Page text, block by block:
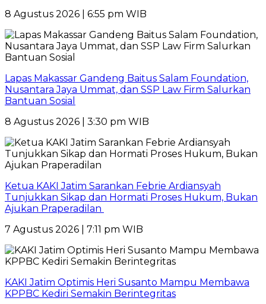
8 Agustus 2026 | 6:55 pm WIB
Lapas Makassar Gandeng Baitus Salam Foundation,
Nusantara Jaya Ummat, dan SSP Law Firm Salurkan
Bantuan Sosial
8 Agustus 2026 | 3:30 pm WIB
Ketua KAKI Jatim Sarankan Febrie Ardiansyah
Tunjukkan Sikap dan Hormati Proses Hukum, Bukan
Ajukan Praperadilan
7 Agustus 2026 | 7:11 pm WIB
KAKI Jatim Optimis Heri Susanto Mampu Membawa
KPPBC Kediri Semakin Berintegritas